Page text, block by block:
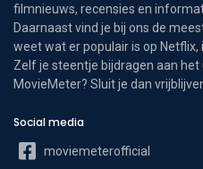
filmnieuws, recensies en
Daarnaast vind je bij ons de
weet wat er populair is op Netflix,
Zelf je steentje bijdragen aan
MovieMeter? Sluit je dan
Social media
moviemeterofficial